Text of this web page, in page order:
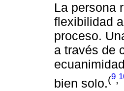
La persona
flexibilidad
proceso.
a través de
bien solo.(9,